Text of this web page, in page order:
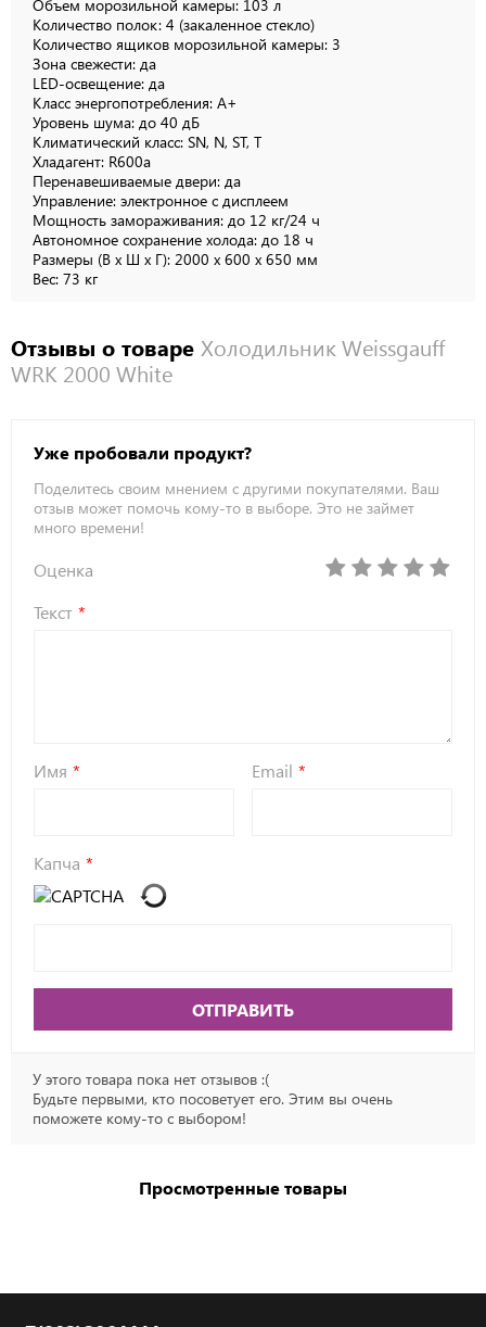
Объем морозильной камеры: 103 л
Количество полок: 4 (закаленное стекло)
Количество ящиков морозильной камеры: 3
Зона свежести: да
LED-освещение: да
Класс энергопотребления: A+
Уровень шума: до 40 дБ
Климатический класс: SN, N, ST, T
Хладагент: R600a
Перенавешиваемые двери: да
Управление: электронное с дисплеем
Мощность замораживания: до 12 кг/24 ч
Автономное сохранение холода: до 18 ч
Размеры (В x Ш x Г): 2000 x 600 x 650 мм
Вес: 73 кг
Отзывы о товаре Холодильник Weissgauff
WRK 2000 White
Уже пробовали продукт?
Поделитесь своим мнением с другими покупателями. Ваш
отзыв может помочь кому-то в выборе. Это не займет
много времени!
Оценка
Текст
Имя Email
Капча
ОТПРАВИТЬ
У этого товара пока нет отзывов :(
Будьте первыми, кто посоветует его. Этим вы очень
поможете кому-то с выбором!
Просмотренные товары